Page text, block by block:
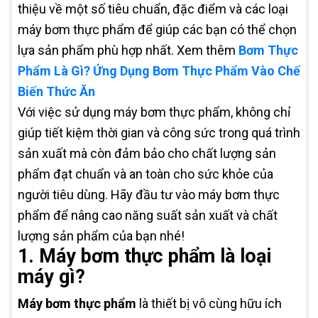
thiệu về một số tiêu chuẩn, đặc điểm và các loại
máy bơm thực phẩm để giúp các bạn có thể chọn
lựa sản phẩm phù hợp nhất. Xem thêm Bơm Thực
Phẩm Là Gì? Ứng Dụng Bơm Thực Phẩm Vào Chế
Biến Thức Ăn
Với việc sử dụng máy bơm thực phẩm, không chỉ
giúp tiết kiệm thời gian và công sức trong quá trình
sản xuất mà còn đảm bảo cho chất lượng sản
phẩm đạt chuẩn và an toàn cho sức khỏe của
người tiêu dùng. Hãy đầu tư vào máy bơm thực
phẩm để nâng cao năng suất sản xuất và chất
lượng sản phẩm của bạn nhé!
1. Máy bơm thực phẩm là loại
máy gì?
Máy bơm thực phẩm là thiết bị vô cùng hữu ích